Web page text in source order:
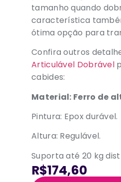
tamanho quando
característica
ótima opção para
Confira outros
Articulável Dobrável
cabides:
Material: Ferro de
Pintura: Epox durável.
Altura: Regulável.
Suporta até 20 kg
R$174,60